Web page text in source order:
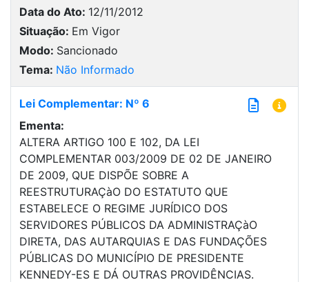
Data do Ato: 12/11/2012
Situação: Em Vigor
Modo: Sancionado
Tema: Não Informado
Lei Complementar: Nº 6
Ementa:
ALTERA ARTIGO 100 E 102, DA LEI
COMPLEMENTAR 003/2009 DE 02 DE JANEIRO
DE 2009, QUE DISPÕE SOBRE A
REESTRUTURAÇàO DO ESTATUTO QUE
ESTABELECE O REGIME JURÍDICO DOS
SERVIDORES PÚBLICOS DA ADMINISTRAÇàO
DIRETA, DAS AUTARQUIAS E DAS FUNDAÇÕES
PÚBLICAS DO MUNICÍPIO DE PRESIDENTE
KENNEDY-ES E DÁ OUTRAS PROVIDÊNCIAS.